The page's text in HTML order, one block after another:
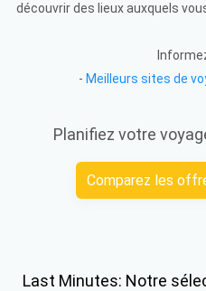
découvrir des lieux auxquels
- Meilleurs sites de
Planifiez votre
Comparez les
Last Minutes: Notre